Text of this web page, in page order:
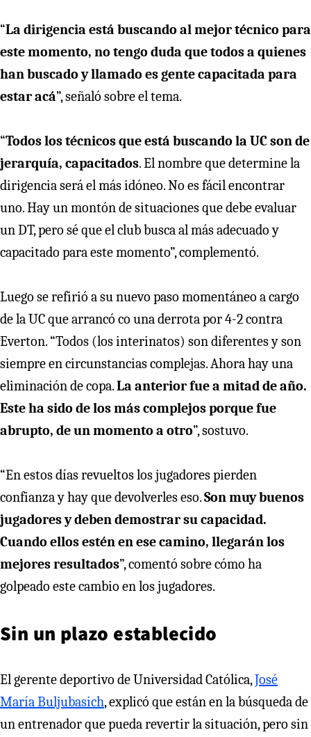
“La dirigencia está buscando al mejor técnico para
este momento, no tengo duda que todos a quienes
han buscado y llamado es gente capacitada para
estar acá”, señaló sobre el tema.
“Todos los técnicos que está buscando la UC son de
jerarquía, capacitados. El nombre que determine la
dirigencia será el más idóneo. No es fácil encontrar
uno. Hay un montón de situaciones que debe evaluar
un DT, pero sé que el club busca al más adecuado y
capacitado para este momento”, complementó.
Luego se refirió a su nuevo paso momentáneo a cargo
de la UC que arrancó co una derrota por 4-2 contra
Everton. “Todos (los interinatos) son diferentes y son
siempre en circunstancias complejas. Ahora hay una
eliminación de copa.La anterior fue a mitad de año.
Este ha sido de los más complejos porque fue
abrupto, de un momento a otro”, sostuvo.
“En estos días revueltos los jugadores pierden
confianza y hay que devolverles eso.Son muy buenos
jugadores y deben demostrar su capacidad.
Cuando ellos estén en ese camino, llegarán los
mejores resultados”, comentó sobre cómo ha
golpeado este cambio en los jugadores.
Sin un plazo establecido
El gerente deportivo de Universidad Católica,José
María Buljubasich, explicó que están en la búsqueda de
un entrenador que pueda revertir la situación, pero sin